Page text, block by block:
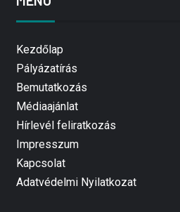
Kezdőlap
Pályázatírás
Bemutatkozás
Médiaajánlat
Hírlevél feliratkozás
Impresszum
Kapcsolat
Adatvédelmi Nyilatkozat